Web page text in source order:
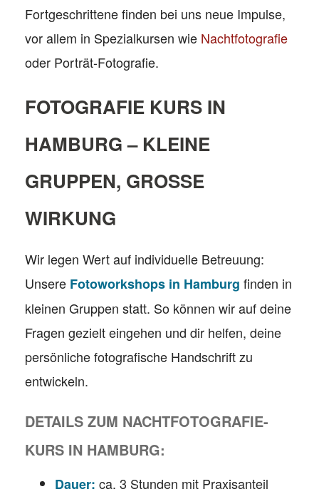
Fortgeschrittene finden bei uns neue Impulse,
vor allem in Spezialkursen wie Nachtfotografie
oder Porträt-Fotografie.
FOTOGRAFIE KURS IN
HAMBURG – KLEINE
GRUPPEN, GROSSE W
IRKUNG
Wir legen Wert auf individuelle Betreuung:
Unsere Fotoworkshops in Hamburg finden in
kleinen Gruppen statt. So können wir auf deine
Fragen gezielt eingehen und dir helfen, deine
persönliche fotografische Handschrift zu
entwickeln.
DETAILS ZUM NACHTFOTOGRAFIE-
KURS IN HAMBURG:
Dauer: ca. 3 Stunden mit Praxisanteil